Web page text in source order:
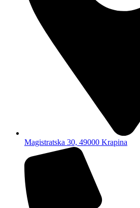
Magistratska 30, 49000 Krapina